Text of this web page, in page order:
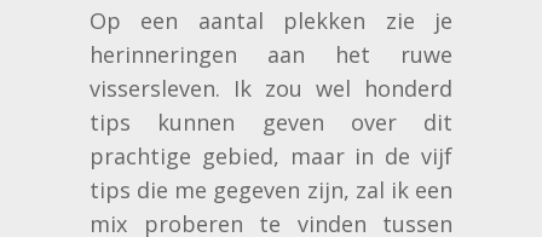
Op een aantal plekken zie je
herinneringen aan het ruwe
vissersleven. Ik zou wel honderd
tips kunnen geven over dit
prachtige gebied, maar in de vijf
tips die me gegeven zijn, zal ik een
mix proberen te vinden tussen